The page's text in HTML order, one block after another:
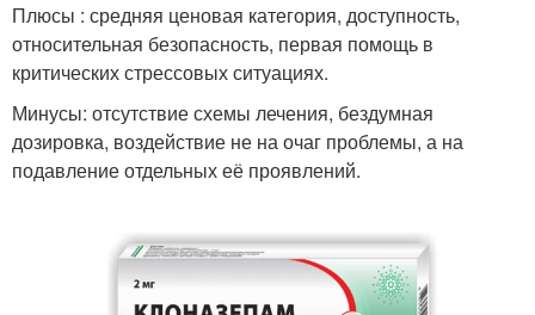
Плюсы : средняя ценовая категория, доступность,
относительная безопасность, первая помощь в
критических стрессовых ситуациях.
Минусы: отсутствие схемы лечения, бездумная
дозировка, воздействие не на очаг проблемы, а на
подавление отдельных её проявлений.